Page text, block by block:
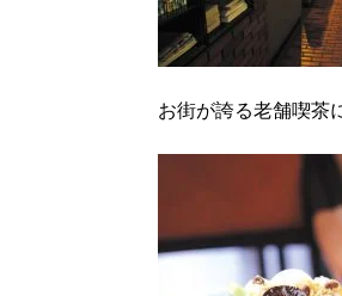
お街が誇る老舗喫茶